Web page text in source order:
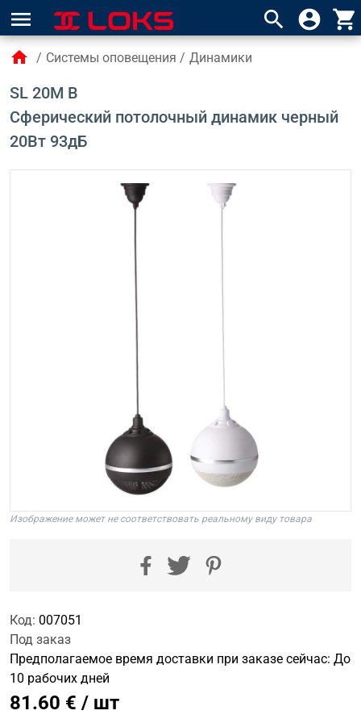
menu search account_circle shopping_cart
home / Системы оповещения / Динамики
SL 20M B
Сферический потолочный динамик черный
20Вт 93дБ
Изображение может не соответствовать реальному виду товара
Код: 007051
Под заказ
Предполагаемое время доставки при заказе сейчас: До
10 рабочих дней
81.60 € / шт